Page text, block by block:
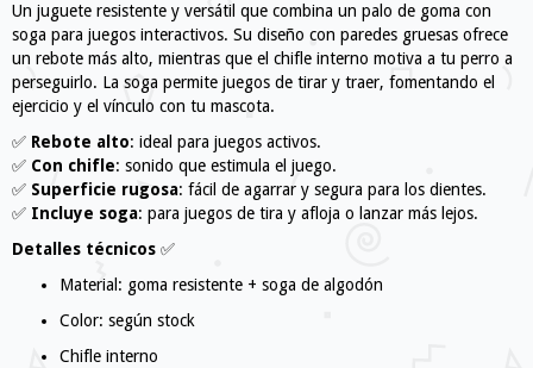
Un juguete resistente y versátil que combina un palo de goma con
soga para juegos interactivos. Su diseño con paredes gruesas ofrece
un rebote más alto, mientras que el chifle interno motiva a tu perro a
perseguirlo. La soga permite juegos de tirar y traer, fomentando el
ejercicio y el vínculo con tu mascota.
✅ Rebote alto: ideal para juegos activos.
✅ Con chifle: sonido que estimula el juego.
✅ Superficie rugosa: fácil de agarrar y segura para los dientes.
✅ Incluye soga: para juegos de tira y afloja o lanzar más lejos.
Detalles técnicos ✅
Material: goma resistente + soga de algodón
Color: según stock
Chifle interno